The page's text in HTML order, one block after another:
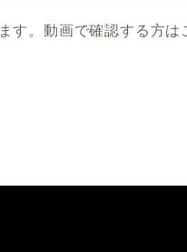
す。動画で確認する方は